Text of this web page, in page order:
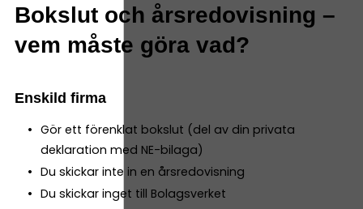
Bokslut och årsredovisning –
vem måste göra vad?
Enskild firma
Gör ett förenklat bokslut (del av din privata
deklaration med NE-bilaga)
Du skickar inte in en årsredovisning
Du skickar inget till Bolagsverket